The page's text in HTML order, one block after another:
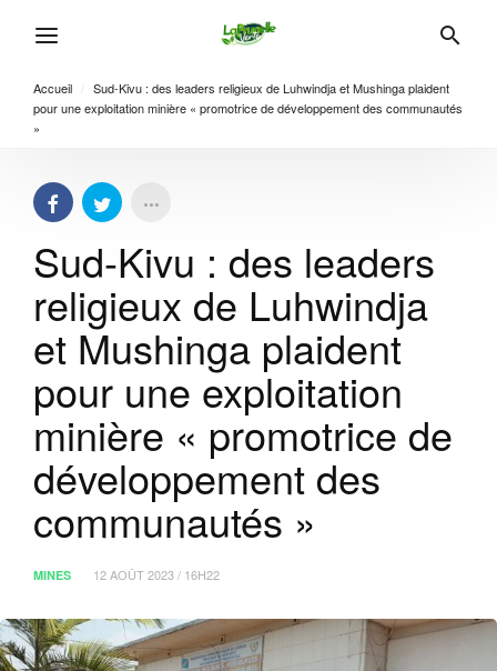
Accueil
Sud-Kivu : des leaders religieux de Luhwindja et Mushinga plaident
pour une exploitation minière « promotrice de développement des communautés
»
Sud-Kivu : des leaders
religieux de Luhwindja
et Mushinga plaident
pour une exploitation
minière « promotrice de
développement des
communautés »
MINES 12 AOÛT 2023 / 16H22